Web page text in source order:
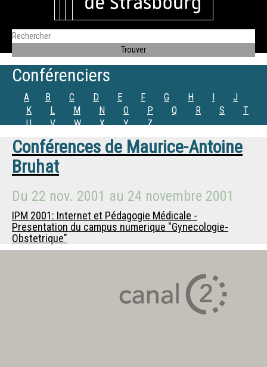
Conférenciers
A B C D E F G H I
J
K
L M N O P Q R S
T
U
V W X Y Z
Conférences de Maurice-Antoine
Bruhat
Du 22 nov. 2001 au 24 novembre 2001
IPM 2001: Internet et Pédagogie Médicale -
Presentation du campus numerique "Gynecologie-
Obstetrique"